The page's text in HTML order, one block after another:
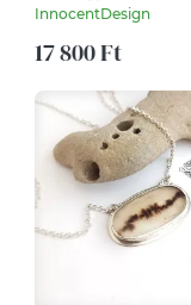
opállal
InnocentDesign
17 800 Ft